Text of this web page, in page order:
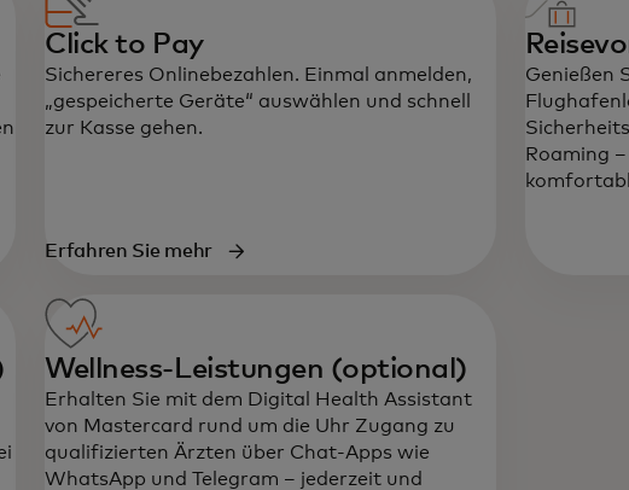
geöffnet
Click to Pay
Sichereres Onlinebezahlen. Einmal anmelden,
„gespeicherte Geräte“ auswählen und schnell
zur Kasse gehen.
Erfahren Sie mehr
Genießen
Roaming
Wellness-Leistungen (optional)
Erhalten Sie mit dem Digital Health Assistant
von Mastercard rund um die Uhr Zugang zu
qualifizierten Ärzten über Chat-Apps wie
WhatsApp und Telegram – jederzeit und